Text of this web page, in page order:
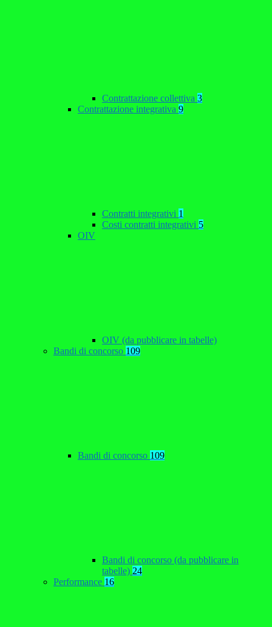
Contrattazione collettiva 3
Contrattazione integrativa 9
Contratti integrativi 1
Costi contratti integrativi 5
OIV
OIV (da pubblicare in tabelle)
Bandi di concorso 109
Bandi di concorso 109
Bandi di concorso (da pubblicare in
tabelle) 24
Performance 16